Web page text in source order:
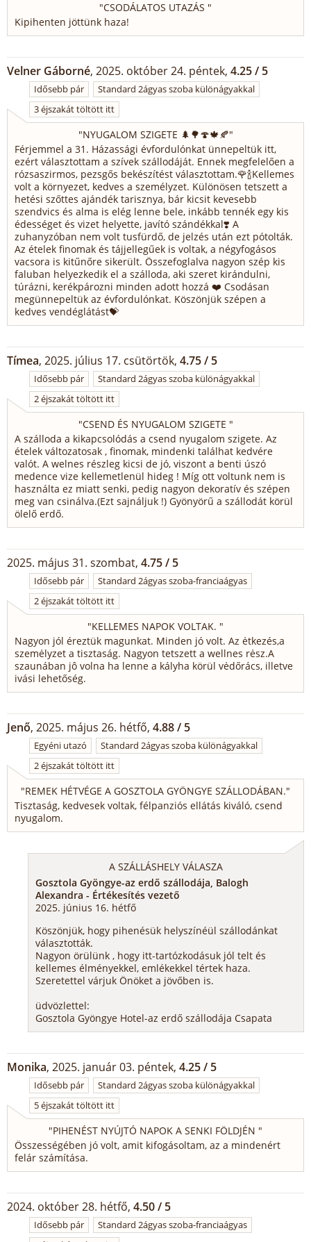
"CSODÁLATOS UTAZÁS "
Kipihenten jöttünk haza!
Velner Gáborné, 2025. október 24. péntek, 4.25 / 5
Idősebb pár
Standard 2ágyas szoba különágyakkal
3 éjszakát töltött itt
"NYUGALOM SZIGETE 🌲🌳🍄🍁🍂"
Férjemmel a 31. Házassági évfordulónkat ünnepeltük itt,
ezért választottam a szívek szállodáját. Ennek megfelelően a
rózsaszirmos, pezsgős bekészítést választottam.🌹🍾Kellemes
volt a környezet, kedves a személyzet. Különösen tetszett a
hetési szőttes ajándék tarisznya, bár kicsit kevesebb
szendvics és alma is elég lenne bele, inkább tennék egy kis
édességet és vizet helyette, javító szándékkal❣️ A
zuhanyzóban nem volt tusfürdő, de jelzés után ezt pótolták.
Az ételek finomak és tájjellegűek is voltak, a négyfogásos
vacsora is kitűnőre sikerült. Összefoglalva nagyon szép kis
faluban helyezkedik el a szálloda, aki szeret kirándulni,
túrázni, kerékpározni minden adott hozzá ❤️ Csodásan
megünnepeltük az évfordulónkat. Köszönjük szépen a
kedves vendéglátást💝
Tímea, 2025. július 17. csütörtök, 4.75 / 5
Idősebb pár
Standard 2ágyas szoba különágyakkal
2 éjszakát töltött itt
"CSEND ÉS NYUGALOM SZIGETE "
A szálloda a kikapcsolódás a csend nyugalom szigete. Az
ételek változatosak , finomak, mindenki találhat kedvére
valót. A welnes részleg kicsi de jó, viszont a benti úszó
medence vize kellemetlenül hideg ! Míg ott voltunk nem is
használta ez miatt senki, pedig nagyon dekoratív és szépen
meg van csinálva.(Ezt sajnáljuk !) Gyönyörű a szállodát körül
ölelő erdő.
2025. május 31. szombat, 4.75 / 5
Idősebb pár
Standard 2ágyas szoba-franciaágyas
2 éjszakát töltött itt
"KELLEMES NAPOK VOLTAK. "
Nagyon jól éreztük magunkat. Minden jó volt. Az ėtkezés,a
szemėlyzet a tisztaság. Nagyon tetszett a wellnes rėsz.A
szaunában jô volna ha lenne a kályha körül vėdőrács, illetve
ivási lehetőség.
Jenő, 2025. május 26. hétfő, 4.88 / 5
Egyéni utazó
Standard 2ágyas szoba különágyakkal
2 éjszakát töltött itt
"REMEK HÉTVÉGE A GOSZTOLA GYÖNGYE SZÁLLODÁBAN."
Tisztaság, kedvesek voltak, félpanziós ellátás kiváló, csend
nyugalom.
A SZÁLLÁSHELY VÁLASZA
Gosztola Gyöngye-az erdő szállodája, Balogh
Alexandra - Értékesítés vezető
2025. június 16. hétfő
Köszönjük, hogy pihenésük helyszínéül szállodánkat
választották.
Nagyon örülünk , hogy itt-tartózkodásuk jól telt és
kellemes élményekkel, emlékekkel tértek haza.
Szeretettel várjuk Önöket a jövőben is.
üdvözlettel:
Gosztola Gyöngye Hotel-az erdő szállodája Csapata
Monika, 2025. január 03. péntek, 4.25 / 5
Idősebb pár
Standard 2ágyas szoba különágyakkal
5 éjszakát töltött itt
"PIHENÉST NYÚJTÓ NAPOK A SENKI FÖLDJÉN "
Összességében jó volt, amit kifogásoltam, az a mindenért
felár számítása.
2024. október 28. hétfő, 4.50 / 5
Idősebb pár
Standard 2ágyas szoba-franciaágyas